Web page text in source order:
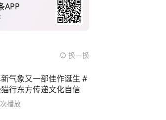
APP
换一换
气象又一部佳作诞生 #
行东方传递文化自信
次播放